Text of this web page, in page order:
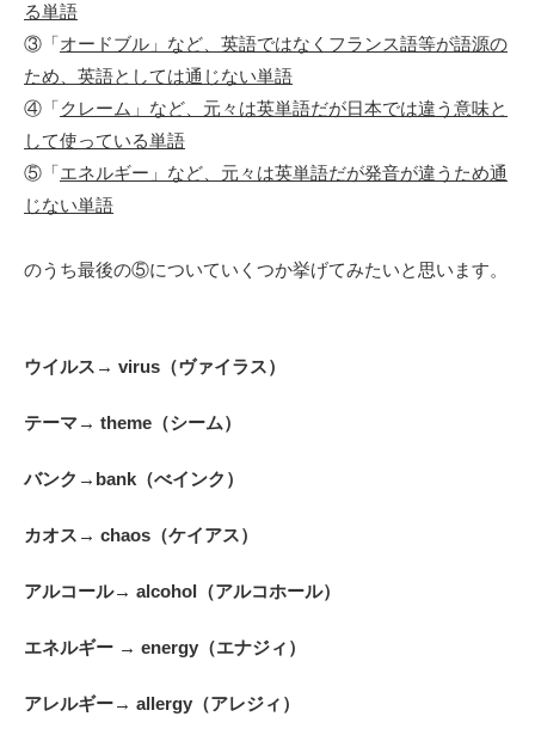
る単語
③「オードブル」など、英語ではなくフランス語等が語源の
ため、英語としては通じない単語
④「クレーム」など、元々は英単語だが日本では違う意味と
して使っている単語
⑤「エネルギー」など、元々は英単語だが発音が違うため通
じない単語
のうち最後の⑤についていくつか挙げてみたいと思います。
ウイルス→ virus（ヴァイラス）
テーマ→ theme（シーム）
バンク→bank（べインク）
カオス→ chaos（ケイアス）
アルコール→ alcohol（アルコホール）
エネルギー → energy（エナジィ）
アレルギー→ allergy（アレジィ）